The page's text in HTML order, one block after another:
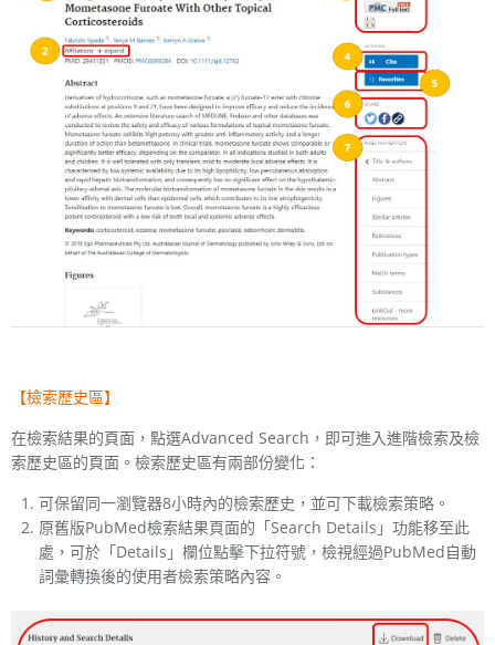
【檢索歷史區】
在檢索結果的頁面，點選Advanced Search，即可進入進階檢索及檢
索歷史區的頁面。檢索歷史區有兩部份變化：
可保留同一瀏覽器8小時內的檢索歷史，並可下載檢索策略。
原舊版PubMed檢索結果頁面的「Search Details」功能移至此
處，可於「Details」欄位點擊下拉符號，檢視經過PubMed自動
詞彙轉換後的使用者檢索策略內容。